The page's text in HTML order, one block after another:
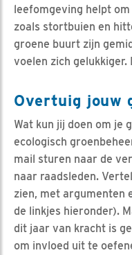
leefomgeving helpt
zoals stortbuien en
groene buurt zijn
voelen zich
Overtuig jouw
Wat kun jij doen om je
ecologisch
mail sturen naar de
naar raadsleden.
zien, met argumenten
de linkjes hieronder).
dit jaar van kracht is
om invloed uit te